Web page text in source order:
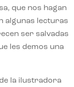
que nos hagan
algunas lecturas
ser salvadas
les demos una
la ilustradora